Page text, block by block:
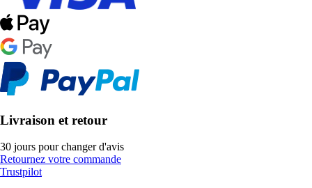
Livraison et retour
30 jours pour changer d'avis
Retournez votre commande
Trustpilot